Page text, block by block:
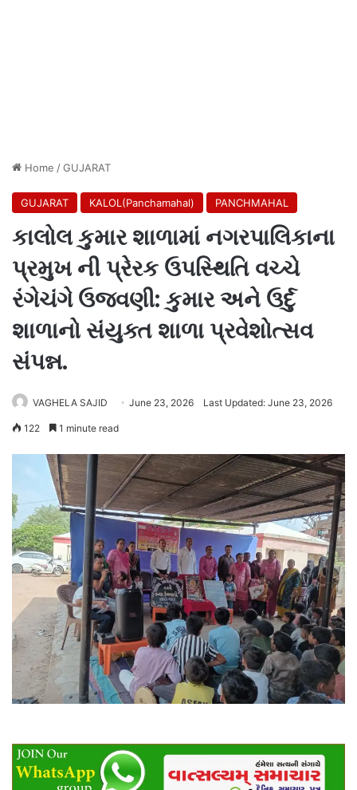
Home /GUJARAT
GUJARAT KALOL(Panchamahal) PANCHMAHAL
કાલોલ કુમાર શાળામાં નગરપાલિકાના
પ્રમુખ ની પ્રેરક ઉપસ્થિતિ વચ્ચે
રંગેચંગે ઉજવણી: કુમાર અને ઉર્દુ
શાળાનો સંયુક્ત શાળા પ્રવેશોત્સવ
સંપન્ન.
VAGHELA SAJID June 23, 2026 Last Updated: June 23, 2026
122 1 minute read